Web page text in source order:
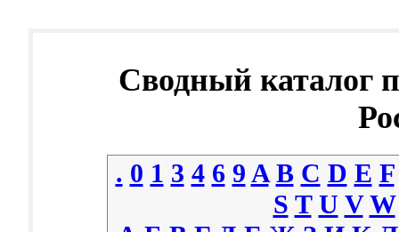
Сводный каталог
. 0 1 3 4 6 9 A B C D E F
S T U V W